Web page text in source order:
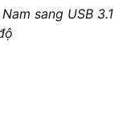
sang USB 3.1